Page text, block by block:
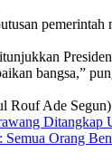
bangsa,”
Rouf Ade Segun)
Orang